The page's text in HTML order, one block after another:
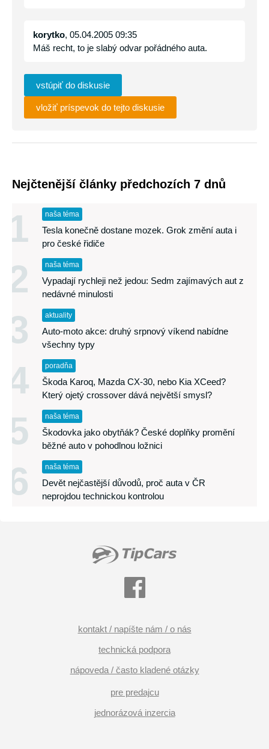
korytko, 05.04.2005 09:35
Máš recht, to je slabý odvar pořádného auta.
vstúpiť do diskusie
vložiť príspevok do tejto diskusie
Nejčtenější články předchozích 7 dnů
1 naša téma
Tesla konečně dostane mozek. Grok změní auta i
pro české řidiče
2 naša téma
Vypadají rychleji než jedou: Sedm zajímavých aut z
nedávné minulosti
3 aktuality
Auto-moto akce: druhý srpnový víkend nabídne
všechny typy
4 poradňa
Škoda Karoq, Mazda CX-30, nebo Kia XCeed?
Který ojetý crossover dává největší smysl?
5 naša téma
Škodovka jako obytňák? České doplňky promění
běžné auto v pohodlnou ložnici
6 naša téma
Devět nejčastější důvodů, proč auta v ČR
neprojdou technickou kontrolou
kontakt / napíšte nám / o nás
technická podpora
nápoveda / často kladené otázky
pre predajcu
jednorázová inzercia